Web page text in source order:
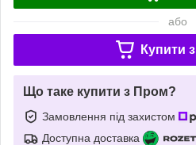
або
Купити з
Що таке купити з Пром?
Замовлення під захистом
Доступна доставка